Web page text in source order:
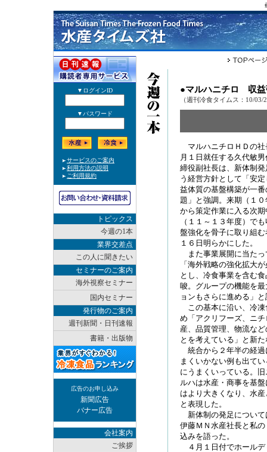
トピックス
今週の1本
業界交差点
この人に聞きたい
セミナーのご案内
海外視察セミナー
国内セミナー
発行物のご案内
週刊新聞・日刊速報
書籍・出版物
広告のお申し込み
新聞広告
バナー広告
会社案内
ご挨拶
●マルハニチロ 収
（週刊冷食タイムス：10/03/
マルハニチロＨＤの社
月１日就任する久代敏
締役副社長は、新体制発
う経営方針として「安
益体質の基盤構築が一番
題」と強調。来期（１
から策定作業に入る次期
（１１～１３年度）で
盤強化を骨子に取り組む
１６日明らかにした。
また事業展開に当たっ
「海外戦略の強化拡大
とし、冷食事業を含む
唆。グループの機能を
ョンもさらに進める」
この基本に沿い、冷凍
め「アクリフーズ、ニ
産、品質管理、物流な
とを考えている」と新
統合から２年半の経過
まくいかない例も出て
にうまくいっている。
ルハは水産・商事を基
はより大きくなり、水
と表現した。
新体制の発足について
伊藤ＭＮ水産社長と私
込みを語った。
４月１日付でホールデ